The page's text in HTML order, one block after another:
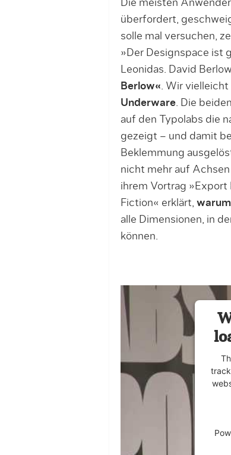
Die meisten
überfordert,
solle mal versuchen,
»Der Designspace ist
Leonidas. David
Berlow«. Wir vielleicht
Underware. Die
auf den Typolabs die
gezeigt – und damit
Beklemmung
nicht mehr auf
ihrem Vortrag »Export
Fiction« erklärt,
alle Dimensionen, in
können.